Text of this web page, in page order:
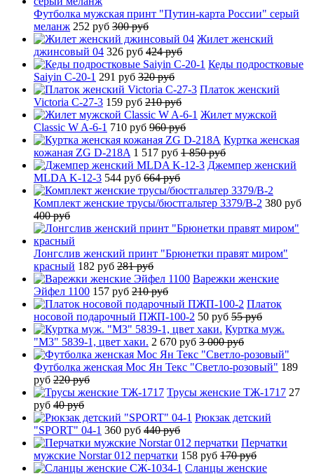
Футболка мужская принт "Путин-карта России" серый
меланж 252 руб 300 руб
Жилет женский
джинсовый 04 326 руб 424 руб
Кеды подростковые
Saiyin C-20-1 291 руб 320 руб
Платок женский
Victoria C-27-3 159 руб 210 руб
Жилет мужской
Classic W A-6-1 710 руб 960 руб
Куртка женская
кожаная ZG D-218A 1 517 руб 1 850 руб
Джемпер женский
MLDA K-12-3 544 руб 664 руб
Комплект женские трусы/бюстгальтер 3379/B-2 380 руб
400 руб
Лонгслив женский принт "Брюнетки правят миром"
красный 182 руб 281 руб
Варежки женские
Эйфел 1100 157 руб 210 руб
Платок
носовой подарочный ПЖП-100-2 50 руб 55 руб
Куртка муж.
"М3" 5839-1, цвет хаки. 2 670 руб 3 000 руб
Футболка женская Мос Ян Текс "Светло-розовый" 189
руб 220 руб
Трусы женские ТЖ-1717 27
руб 40 руб
Рюкзак детский
"SPORT" 04-1 360 руб 440 руб
Перчатки
мужские Norstar 012 перчатки 158 руб 170 руб
Сланцы женские